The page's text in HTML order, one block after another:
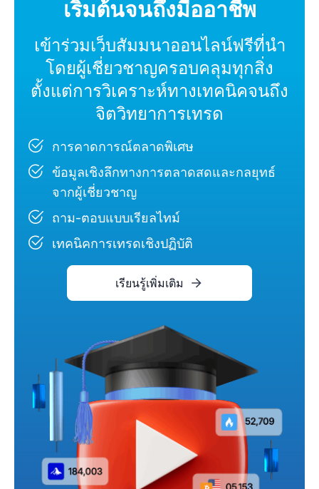
เริ่มต้นจนถึงมืออาชีพ
เข้าร่วมเว็บสัมมนาออนไลน์ฟรีที่นำ
โดยผู้เชี่ยวชาญครอบคลุมทุกสิ่ง
ตั้งแต่การวิเคราะห์ทางเทคนิคจนถึง
จิตวิทยาการเทรด
การคาดการณ์ตลาดพิเศษ
ข้อมูลเชิงลึกทางการตลาดสดและกลยุทธ์
จากผู้เชี่ยวชาญ
ถาม-ตอบแบบเรียลไทม์
เทคนิคการเทรดเชิงปฏิบัติ
เรียนรู้เพิ่มเติม